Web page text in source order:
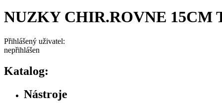
NUZKY CHIR.ROVNE 15CM
Přihlášený uživatel:
nepřihlášen
Katalog:
Nástroje